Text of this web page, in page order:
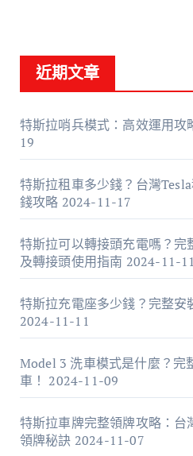
近期文章
特斯拉哨兵模式：高效運用攻
19
特斯拉租車多少錢？台灣
錢攻略 2024-11-17
特斯拉可以轉接頭充電嗎？
及轉接頭使用指南 2024-11-11
特斯拉充電座多少錢？完整安
2024-11-11
Model 3 洗車模式是什麼？完
車！ 2024-11-09
特斯拉車牌完整領牌攻略：
領牌秘訣 2024-11-07